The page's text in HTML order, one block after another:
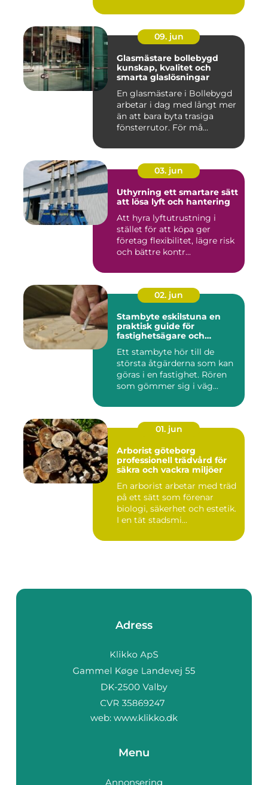
09. jun
Glasmästare bollebygd
kunskap, kvalitet och
smarta glaslösningar
En glasmästare i Bollebygd
arbetar i dag med långt mer
än att bara byta trasiga
fönsterrutor. För må...
03. jun
Uthyrning ett smartare sätt
att lösa lyft och hantering
Att hyra lyftutrustning i
stället för att köpa ger
företag flexibilitet, lägre risk
och bättre kontr...
02. jun
Stambyte eskilstuna en
praktisk guide för
fastighetsägare och
Ett stambyte hör till de
största åtgärderna som kan
göras i en fastighet. Rören
som gömmer sig i väg...
01. jun
Arborist göteborg
professionell trädvård för
säkra och vackra miljöer
En arborist arbetar med träd
på ett sätt som förenar
biologi, säkerhet och estetik.
I en tät stadsmi...
Adress
web: www.klikko.dk
Menu
Annonsering